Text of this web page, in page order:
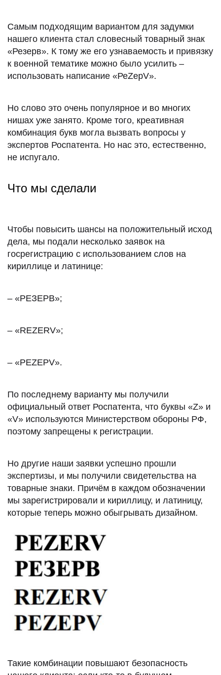
Самым подходящим вариантом для задумки
нашего клиента стал словесный товарный знак
«Резерв». К тому же его узнаваемость и привязку
к военной тематике можно было усилить –
использовать написание «РеZерV».
Но слово это очень популярное и во многих
нишах уже занято. Кроме того, креативная
комбинация букв могла вызвать вопросы у
экспертов Роспатента. Но нас это, естественно,
не испугало.
Что мы сделали
Чтобы повысить шансы на положительный исход
дела, мы подали несколько заявок на
госрегистрацию с использованием слов на
кириллице и латинице:
– «РЕЗЕРВ»;
– «REZERV»;
– «РЕZЕРV».
По последнему варианту мы получили
официальный ответ Роспатента, что буквы «Z» и
«V» используются Министерством обороны РФ,
поэтому запрещены к регистрации.
Но другие наши заявки успешно прошли
экспертизы, и мы получили свидетельства на
товарные знаки. Причём в каждом обозначении
мы зарегистрировали и кириллицу, и латиницу,
которые теперь можно обыгрывать дизайном.
Такие комбинации повышают безопасность